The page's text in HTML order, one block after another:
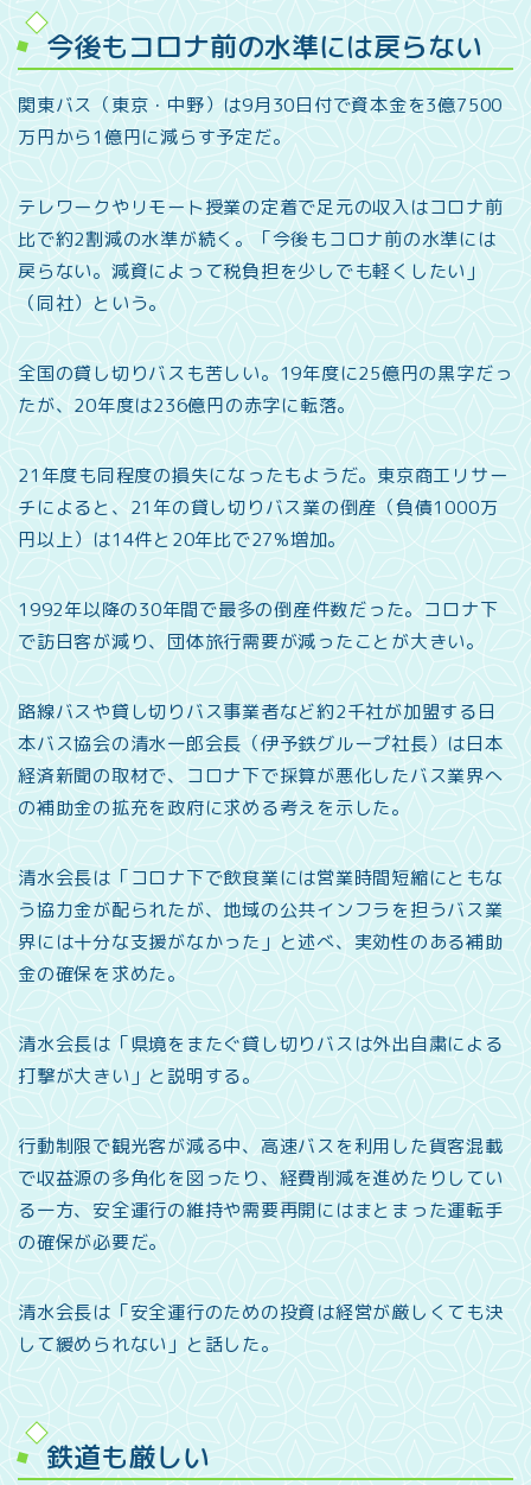
今後もコロナ前の水準には戻らない
関東バス（東京・中野）は9月30日付で資本金を3億7500
万円から1億円に減らす予定だ。
テレワークやリモート授業の定着で足元の収入はコロナ前
比で約2割減の水準が続く。「今後もコロナ前の水準には
戻らない。減資によって税負担を少しでも軽くしたい」
（同社）という。
全国の貸し切りバスも苦しい。19年度に25億円の黒字だっ
たが、20年度は236億円の赤字に転落。
21年度も同程度の損失になったもようだ。東京商工リサー
チによると、21年の貸し切りバス業の倒産（負債1000万
円以上）は14件と20年比で27%増加。
1992年以降の30年間で最多の倒産件数だった。コロナ下
で訪日客が減り、団体旅行需要が減ったことが大きい。
路線バスや貸し切りバス事業者など約2千社が加盟する日
本バス協会の清水一郎会長（伊予鉄グループ社長）は日本
経済新聞の取材で、コロナ下で採算が悪化したバス業界へ
の補助金の拡充を政府に求める考えを示した。
清水会長は「コロナ下で飲食業には営業時間短縮にともな
う協力金が配られたが、地域の公共インフラを担うバス業
界には十分な支援がなかった」と述べ、実効性のある補助
金の確保を求めた。
清水会長は「県境をまたぐ貸し切りバスは外出自粛による
打撃が大きい」と説明する。
行動制限で観光客が減る中、高速バスを利用した貨客混載
で収益源の多角化を図ったり、経費削減を進めたりしてい
る一方、安全運行の維持や需要再開にはまとまった運転手
の確保が必要だ。
清水会長は「安全運行のための投資は経営が厳しくても決
して緩められない」と話した。
鉄道も厳しい